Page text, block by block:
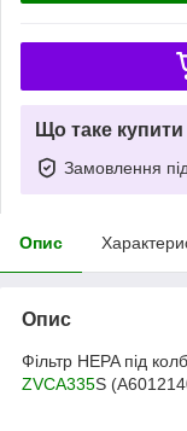
Що таке
Замовлення
Опис
Опис
Фільтр HEPA під
ZVCA335S